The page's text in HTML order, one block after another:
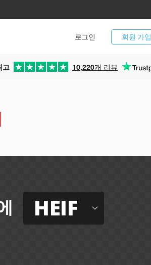
회원 가입
로그인
고 10,220개 리뷰
HEIF